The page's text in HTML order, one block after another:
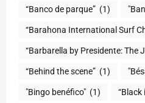
“Banco de parque” (1)
“Barahona International Surf
“Barbarella by Presidente: The
“Behind the scene” (1)
"Bingo benéfico" (1) “Black